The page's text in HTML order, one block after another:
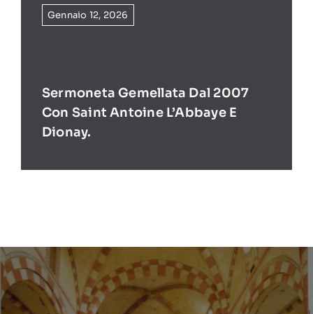
Gennaio 12, 2026
Sermoneta Gemellata Dal 2007
Con Saint Antoine L’Abbaye E
Dionay.